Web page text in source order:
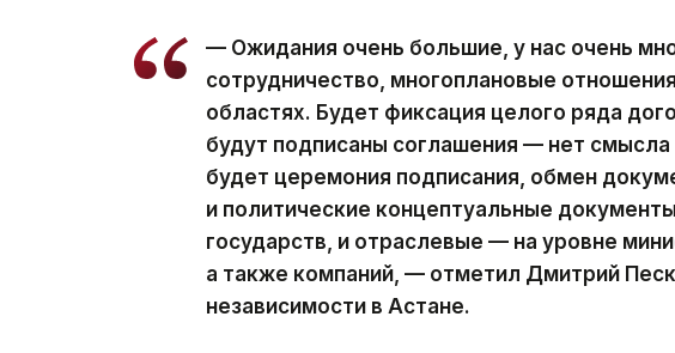
— Ожидания очень большие, у нас очень
сотрудничество, многоплановые
областях. Будет фиксация целого ряда
будут подписаны соглашения — нет смысла
будет церемония подписания, обмен
и политические концептуальные
государств, и отраслевые — на уровне
а также компаний, — отметил Дмитрий
независимости в Астане.